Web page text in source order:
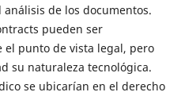
de los documentos.
pueden ser
el punto de vista legal, pero
su naturaleza tecnológica.
se ubicarían en el derecho